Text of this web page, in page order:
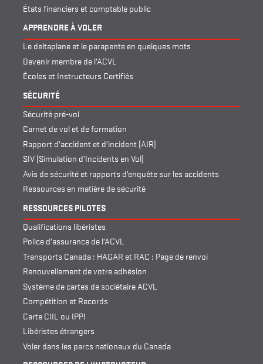
États financiers et comptable public
APPRENDRE À VOLER
Le deltaplane et le parapente en quelques mots
Devenir membre de l’ACVL
Écoles et Instructeurs Certifiés
SÉCURITÉ
Sécurité pré-vol
Carnet de vol et de formation
Rapport d’accident et d’incident (AIR)
SIV (Simulation d’Incidents en Vol)
Avis de sécurité et rapports d’enquête sur les accidents
Ressources en matière de sécurité
RESSOURCES PILOTES
Qualifications libéristes
Police d’assurance de l’ACVL
Transports Canada : HAGAR et RAC : Page de renvoi
Renouvellement de votre adhésion
Système de cartes de sociétaire ACVL
Compétition et Records
Carte CIIL ou IPPI
Libéristes étrangers
Voler dans les parcs nationaux du Canada